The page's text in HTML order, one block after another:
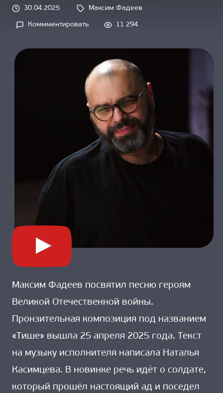
30.04.2025 Максим Фадеев
Коммментировать
Максим
Фадеев
посвятил
песню
героям
Великой
Отечественной
11 294
Максим Фадеев посвятил песню героям
Великой Отечественной войны.
Пронзительная композиция под названием
«Тише» вышла 25 апреля 2025 года. Текст
на музыку исполнителя написала Наталья
Касимцева. В новинке речь идёт о солдате,
который прошёл настоящий ад и поседел